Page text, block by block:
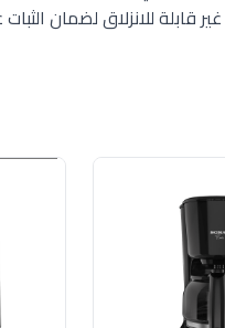
قابلة للانزلاق لضمان الثبات